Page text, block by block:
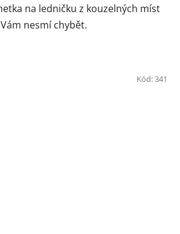
na ledničku z kouzelných míst
Vám nesmí chybět.
Kód:341